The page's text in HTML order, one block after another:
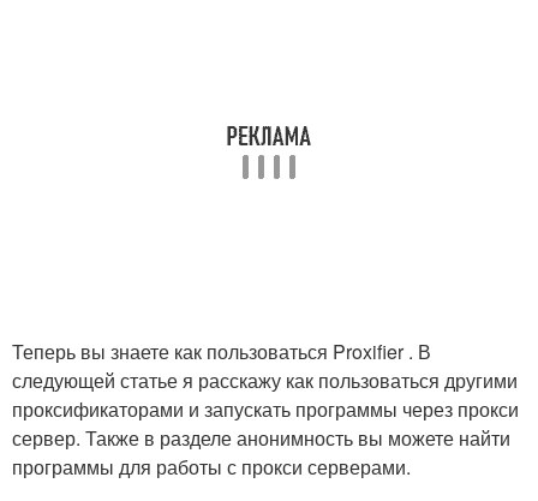
Теперь вы знаете как пользоваться Proxifier . В
следующей статье я расскажу как пользоваться другими
проксификаторами и запускать программы через прокси
сервер. Также в разделе анонимность вы можете найти
программы для работы с прокси серверами.